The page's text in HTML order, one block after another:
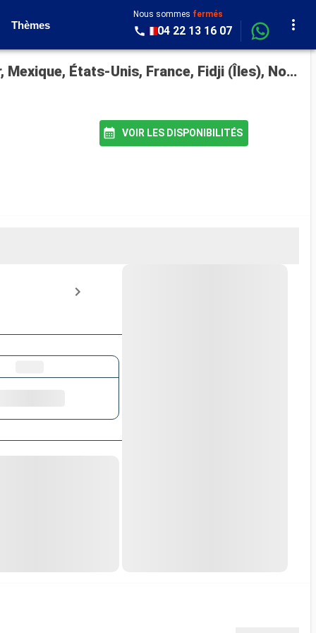
Thèmes
Nous sommes fermés
04 22 13 16 07
Croisière Queen Victoria : Maurice, Réunion, Afrique du Sud, Namibie, Aruba, Panama, Salvador, Mexique, États-Unis, France, Fidji (Îles), Nouvelle-Calédonie, Australie, Indonésie, Philippines, Chine, Vietnam, Singapour, Sénégal au départ de Southampton
VOIR LES DISPONIBILITÉS